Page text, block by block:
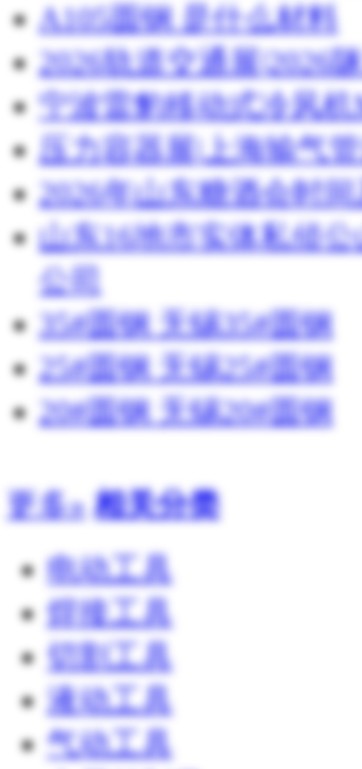
A105圆钢 是什么材料
2026轨道交通展|2026
宁波雷豹移动式冷风
压力容器展|上海输气
2026年山东糖酒会时
山东16地市实体私侦
公司
35#圆钢 无锡35#圆钢
25#圆钢 无锡25#圆钢
20#圆钢 无锡20#圆钢
更多» 相关分类
电动工具
焊接工具
切割工具
液动工具
气动工具